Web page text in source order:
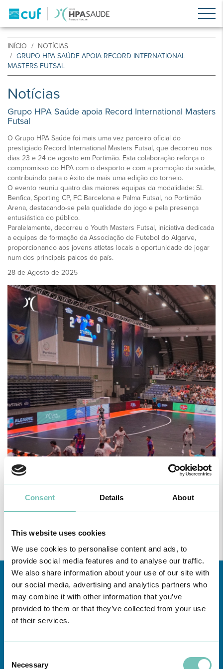
Consent Details About
This website uses cookies
We use cookies to personalise content and ads, to
provide social media features and to analyse our traffic.
We also share information about your use of our site with
our social media, advertising and analytics partners who
may combine it with other information that you’ve
provided to them or that they’ve collected from your use
of their services.
Selection
Necessary
INÍCIO
NOTÍCIAS
GRUPO HPA SAÚDE APOIA RECORD INTERNATIONAL
MASTERS FUTSAL
Notícias
Grupo HPA Saúde apoia Record International Masters
Futsal
O Grupo HPA Saúde foi mais uma vez parceiro oficial do
prestigiado Record International Masters Futsal, que decorreu nos
dias 23 e 24 de agosto em Portimão. Esta colaboração reforça o
compromisso do HPA com o desporto e com a promoção da saúde,
contribuindo para o êxito de mais uma edição do torneio.
O evento reuniu quatro das maiores equipas da modalidade: SL
Benfica, Sporting CP, FC Barcelona e Palma Futsal, no Portimão
Arena, destacando-se pela qualidade do jogo e pela presença
entusiástica do público.
Paralelamente, decorreu o Youth Masters Futsal, iniciativa dedicada
a equipas de formação da Associação de Futebol do Algarve,
proporcionando aos jovens atletas locais a oportunidade de jogar
num dos principais palcos do país.
28 de Agosto de 2025